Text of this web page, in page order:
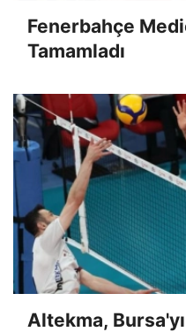
Fenerbahçe
Tamamladı
Altekma,